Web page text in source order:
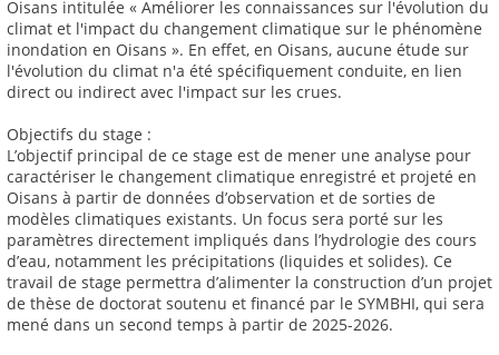
Oisans intitulée « Améliorer les connaissances sur l'évolution du
climat et l'impact du changement climatique sur le phénomène
inondation en Oisans ». En effet, en Oisans, aucune étude sur
l'évolution du climat n'a été spécifiquement conduite, en lien
direct ou indirect avec l'impact sur les crues.
Objectifs du stage :
L’objectif principal de ce stage est de mener une analyse pour
caractériser le changement climatique enregistré et projeté en
Oisans à partir de données d’observation et de sorties de
modèles climatiques existants. Un focus sera porté sur les
paramètres directement impliqués dans l’hydrologie des cours
d’eau, notamment les précipitations (liquides et solides). Ce
travail de stage permettra d’alimenter la construction d’un projet
de thèse de doctorat soutenu et financé par le SYMBHI, qui sera
mené dans un second temps à partir de 2025-2026.